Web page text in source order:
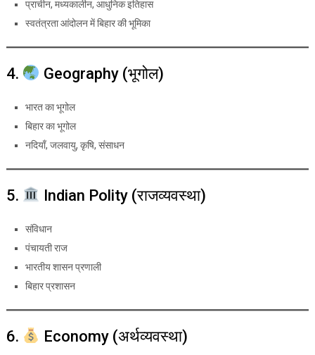
प्राचीन, मध्यकालीन, आधुनिक इतिहास
स्वतंत्रता आंदोलन में बिहार की भूमिका
4. Geography (भूगोल)
भारत का भूगोल
बिहार का भूगोल
नदियाँ, जलवायु, कृषि, संसाधन
5. Indian Polity (राजव्यवस्था)
संविधान
पंचायती राज
भारतीय शासन प्रणाली
बिहार प्रशासन
6. Economy (अर्थव्यवस्था)